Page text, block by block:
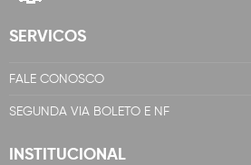
SERVICOS
FALE CONOSCO
SEGUNDA VIA BOLETO E NF
INSTITUCIONAL